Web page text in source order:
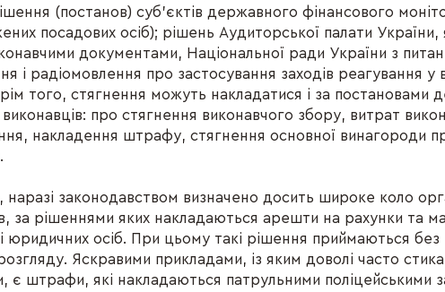
(постанов) суб’єктів державного фінансового
посадових осіб); рішень Аудиторської палати України,
документами, Національної ради України з
і радіомовлення про застосування заходів реагування у
того, стягнення можуть накладатися і за постановами
про стягнення виконавчого збору, витрат
накладення штрафу, стягнення основної винагороди
наразі законодавством визначено досить широке коло
за рішеннями яких накладаються арешти на рахунки та
юридичних осіб. При цьому такі рішення приймаються
Яскравими прикладами, із яким доволі часто
є штрафи, які накладаються патрульними поліцейськими